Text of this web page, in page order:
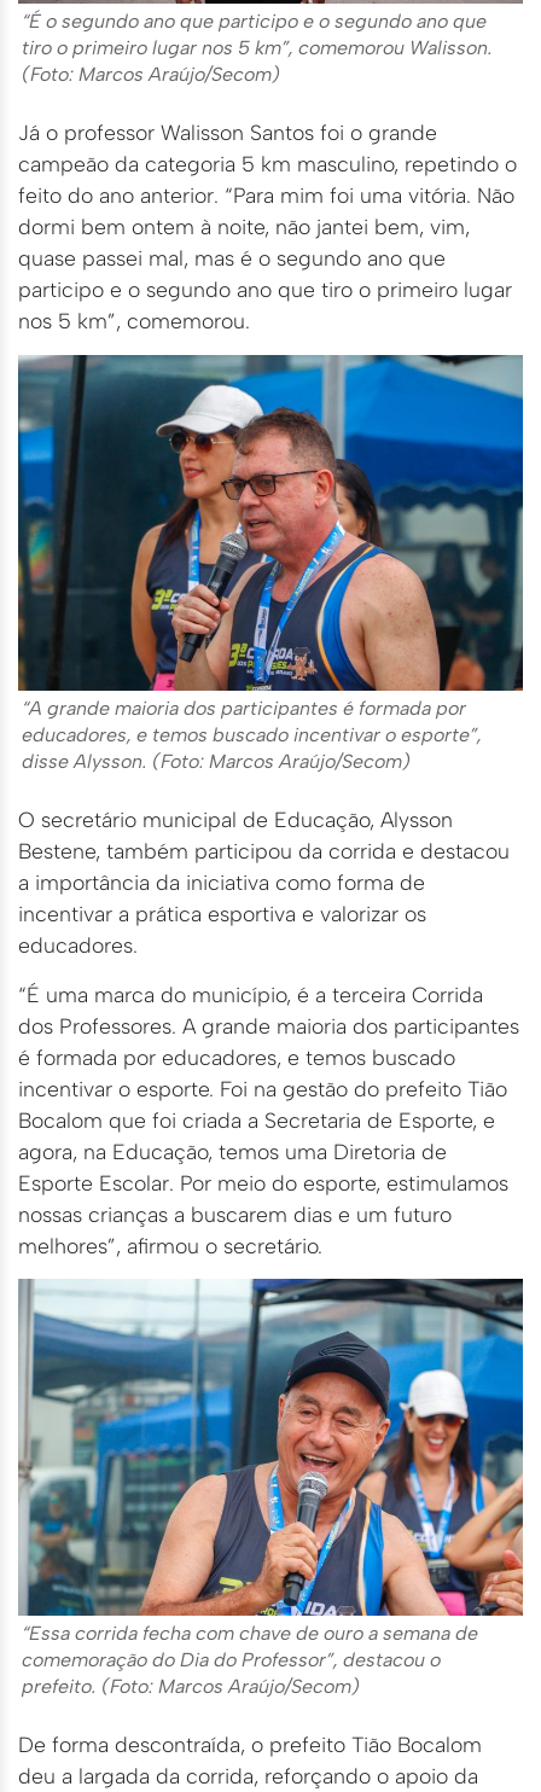
“É o segundo ano que participo e o segundo ano que
tiro o primeiro lugar nos 5 km”, comemorou Walisson.
(Foto: Marcos Araújo/Secom)
Já o professor Walisson Santos foi o grande
campeão da categoria 5 km masculino, repetindo o
feito do ano anterior. “Para mim foi uma vitória. Não
dormi bem ontem à noite, não jantei bem, vim,
quase passei mal, mas é o segundo ano que
participo e o segundo ano que tiro o primeiro lugar
nos 5 km”, comemorou.
“A grande maioria dos participantes é formada por
educadores, e temos buscado incentivar o esporte”,
disse Alysson. (Foto: Marcos Araújo/Secom)
O secretário municipal de Educação, Alysson
Bestene, também participou da corrida e destacou
a importância da iniciativa como forma de
incentivar a prática esportiva e valorizar os
educadores.
“É uma marca do município, é a terceira Corrida
dos Professores. A grande maioria dos participantes
é formada por educadores, e temos buscado
incentivar o esporte. Foi na gestão do prefeito Tião
Bocalom que foi criada a Secretaria de Esporte, e
agora, na Educação, temos uma Diretoria de
Esporte Escolar. Por meio do esporte, estimulamos
nossas crianças a buscarem dias e um futuro
melhores”, afirmou o secretário.
“Essa corrida fecha com chave de ouro a semana de
comemoração do Dia do Professor”, destacou o
prefeito. (Foto: Marcos Araújo/Secom)
De forma descontraída, o prefeito Tião Bocalom
deu a largada da corrida, reforçando o apoio da